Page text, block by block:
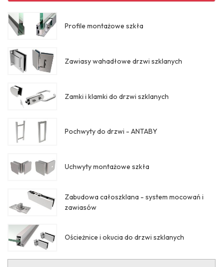
Profile montażowe szkła
Zawiasy wahadłowe drzwi szklanych
Zamki i klamki do drzwi szklanych
Pochwyty do drzwi - ANTABY
Uchwyty montażowe szkła
Zabudowa całoszklana - system mocowań i
zawiasów
Ościeżnice i okucia do drzwi szklanych